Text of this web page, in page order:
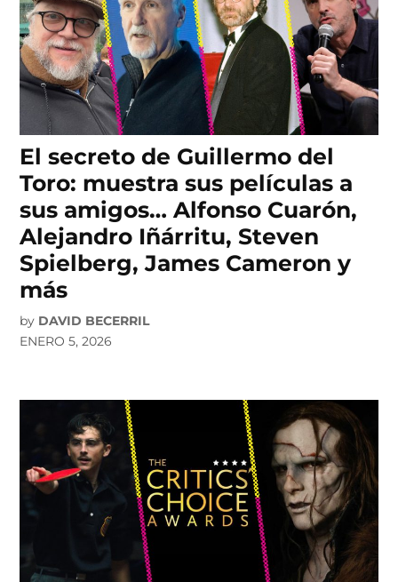
El secreto de Guillermo del
Toro: muestra sus películas a
sus amigos… Alfonso Cuarón,
Alejandro Iñárritu, Steven
Spielberg, James Cameron y
más
by DAVID BECERRIL
ENERO 5, 2026